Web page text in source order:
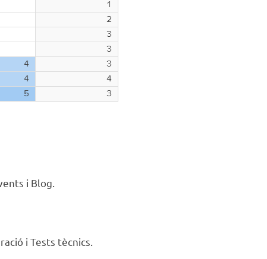
i Blog.
i Tests tècnics.